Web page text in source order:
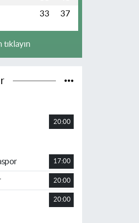
33 37
20:00
17:00
20:00
20:00